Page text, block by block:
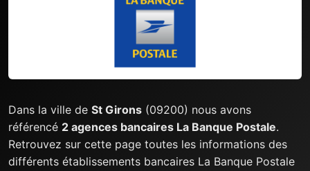
Dans la ville de St Girons (09200) nous avons
référencé 2 agences bancaires La Banque Postale.
Retrouvez sur cette page toutes les informations des
différents établissements bancaires La Banque Postale